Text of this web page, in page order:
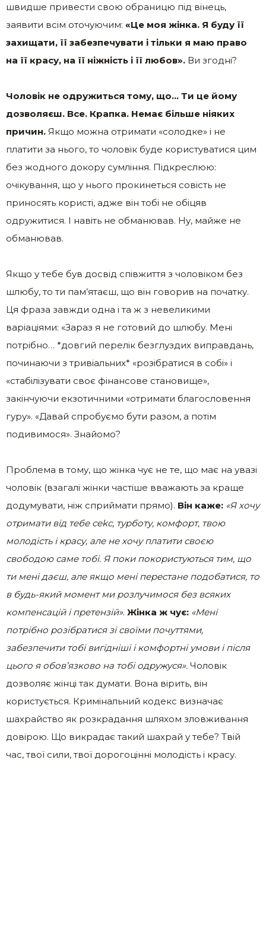
швидше привести свою обраницю під вінець,
заявити всім оточуючим: «Це моя жінка. Я буду її
захищати, її забезпечувати і тільки я маю право
на її красу, на її ніжність і її любов». Ви згодні?
Чоловік не одружиться тому, що… Ти це йому
дозволяєш. Все. Крапка. Немає більше ніяких
причин. Якщо можна отримати «солодке» і не
платити за нього, то чоловік буде користуватися цим
без жодного докору сумління. Підкреслюю:
очікування, що у нього прокинеться совість не
приносять користі, адже він тобі не обіцяв
одружитися. І навіть не обманював. Ну, майже не
обманював.
Якщо у тебе був досвід співжиття з чоловіком без
шлюбу, то ти пам’ятаєш, що він говорив на початку.
Ця фраза завжди одна і та ж з невеликими
варіаціями: «Зараз я не готовий до шлюбу. Мені
потрібно… *довгий перелік безглуздих виправдань,
починаючи з тривіальних* «розібратися в собі» і
«стабілізувати своє фінансове становище»,
закінчуючи екзотичними «отримати благословення
гуру». «Давай спробуємо бути разом, а потім
подивимося». Знайомо?
Проблема в тому, що жінка чує не те, що має на увазі
чоловік (взагалі жінки частіше вважають за краще
додумувати, ніж сприймати прямо). Він каже: «Я хочу
отримати від тебе сеkс, турботу, комфорт, твою
молодість і красу, але не хочу платити своєю
свободою саме тобі. Я поки покористуються тим, що
ти мені даєш, але якщо мені перестане подобатися, то
в будь-який момент ми розлучимося без всяких
компенсацій і претензій». Жінка ж чує: «Мені
потрібно розібратися зі своїми почуттями,
забезпечити тобі вигідніші і комфортні умови і після
цього я обов’язково на тобі одружуся». Чоловік
дозволяє жінці так думати. Вона вірить, він
користується. Кримінальний кодекс визначає
шахрайство як розкрадання шляхом зловживання
довірою. Що викрадає такий шахрай у тебе? Твій
час, твої сили, твої дорогоцінні молодість і красу.